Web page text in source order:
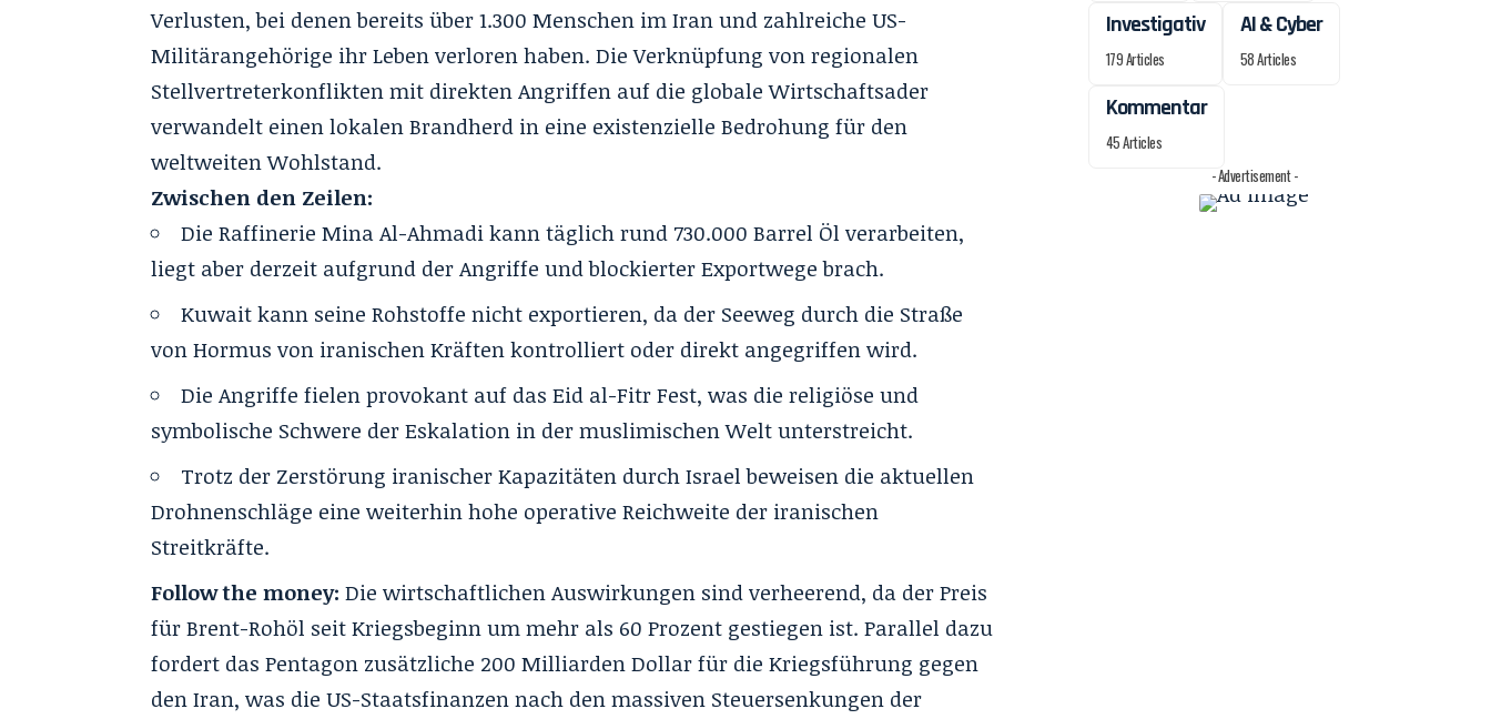
Verlusten, bei denen bereits über 1.300 Menschen im Iran und zahlreiche US-
Militärangehörige ihr Leben verloren haben. Die Verknüpfung von regionalen
Stellvertreterkonflikten mit direkten Angriffen auf die globale Wirtschaftsader
verwandelt einen lokalen Brandherd in eine existenzielle Bedrohung für den
weltweiten Wohlstand.
Zwischen den Zeilen:
Die Raffinerie Mina Al-Ahmadi kann täglich rund 730.000 Barrel Öl verarbeiten,
liegt aber derzeit aufgrund der Angriffe und blockierter Exportwege brach.
Kuwait kann seine Rohstoffe nicht exportieren, da der Seeweg durch die Straße
von Hormus von iranischen Kräften kontrolliert oder direkt angegriffen wird.
Die Angriffe fielen provokant auf das Eid al-Fitr Fest, was die religiöse und
symbolische Schwere der Eskalation in der muslimischen Welt unterstreicht.
Trotz der Zerstörung iranischer Kapazitäten durch Israel beweisen die aktuellen
Drohnenschläge eine weiterhin hohe operative Reichweite der iranischen
Streitkräfte.
Follow the money: Die wirtschaftlichen Auswirkungen sind verheerend, da der Preis
für Brent-Rohöl seit Kriegsbeginn um mehr als 60 Prozent gestiegen ist. Parallel dazu
fordert das Pentagon zusätzliche 200 Milliarden Dollar für die Kriegsführung gegen
den Iran, was die US-Staatsfinanzen nach den massiven Steuersenkungen der
Investigativ
179 Articles
AI & Cyber
58 Articles
Kommentar
45 Articles
- Advertisement -